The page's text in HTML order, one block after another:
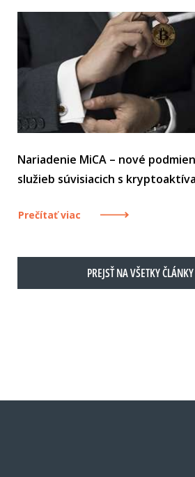
Nariadenie MiCA – nové
služieb súvisiacich s
Prečítať viac
PREJSŤ NA VŠETKY ČLÁNKY